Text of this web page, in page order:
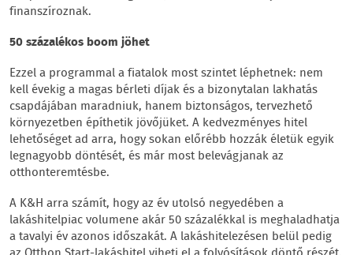
finanszíroznak.
50 százalékos boom jöhet
Ezzel a programmal a fiatalok most szintet léphetnek: nem
kell évekig a magas bérleti díjak és a bizonytalan lakhatás
csapdájában maradniuk, hanem biztonságos, tervezhető
környezetben építhetik jövőjüket. A kedvezményes hitel
lehetőséget ad arra, hogy sokan előrébb hozzák életük egyik
legnagyobb döntését, és már most belevágjanak az
otthonteremtésbe.
A K&H arra számít, hogy az év utolsó negyedében a
lakáshitelpiac volumene akár 50 százalékkal is meghaladhatja
a tavalyi év azonos időszakát. A lakáshitelezésen belül pedig